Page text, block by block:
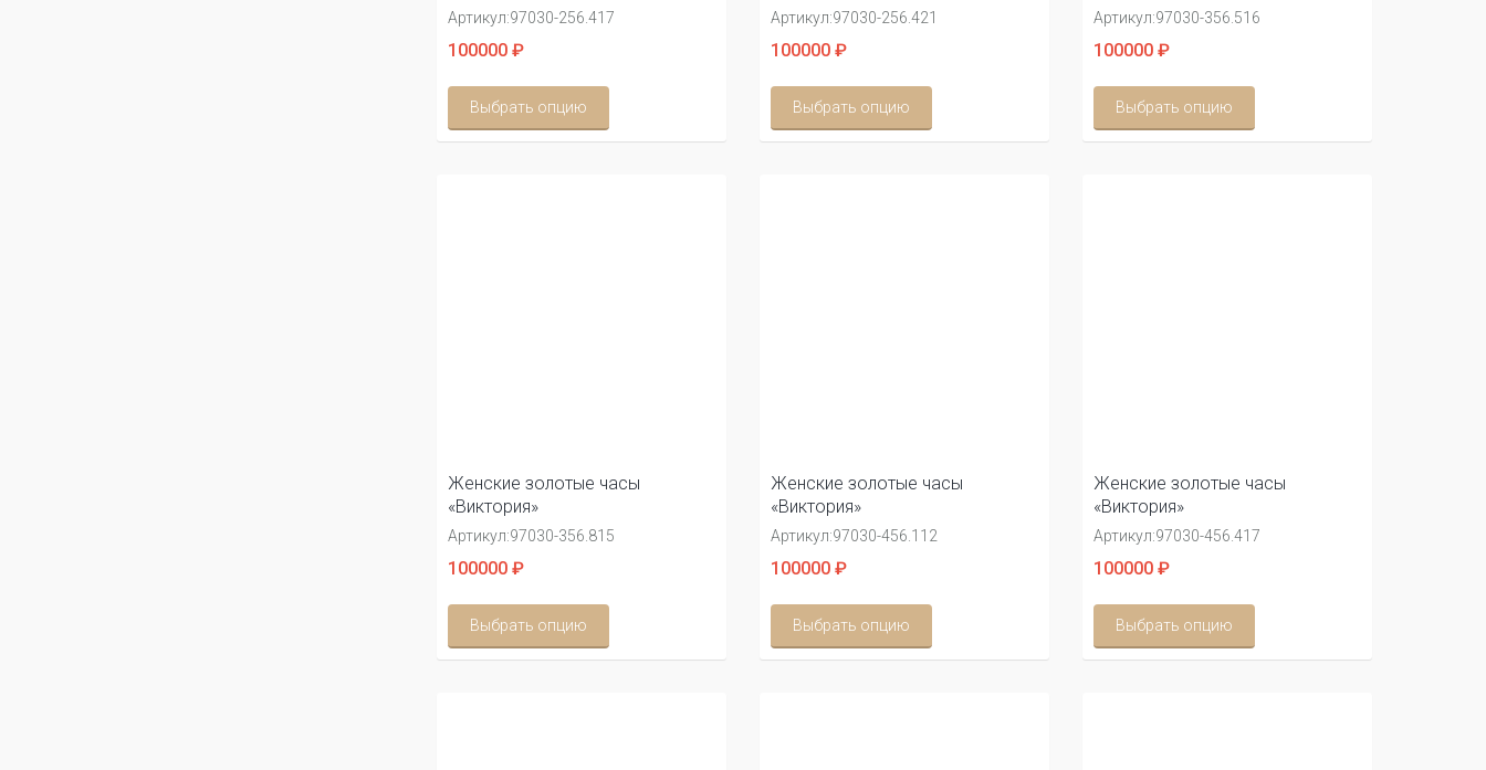
Артикул:97030-256.417
100000 ₽
Выбрать опцию
Артикул:97030-256.421
100000 ₽
Выбрать опцию
Артикул:97030-356.516
100000 ₽
Выбрать опцию
Женские золотые часы
«Виктория»
Артикул:97030-356.815
100000 ₽
Выбрать опцию
Женские золотые часы
«Виктория»
Артикул:97030-456.112
100000 ₽
Выбрать опцию
Женские золотые часы
«Виктория»
Артикул:97030-456.417
100000 ₽
Выбрать опцию